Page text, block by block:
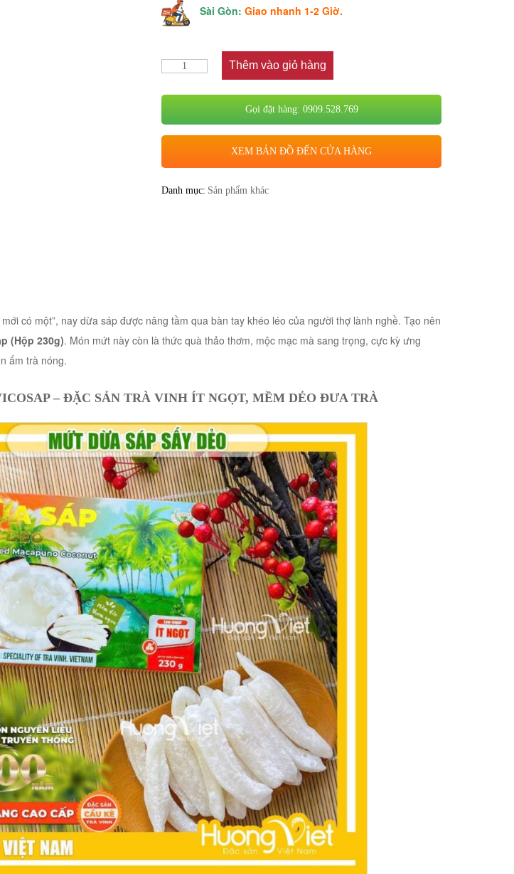
Sài Gòn: Giao nhanh 1-2 Giờ.
Thêm vào giỏ hàng
Gọi đặt hàng: 0909.528.769
XEM BẢN ĐỒ ĐẾN CỬA HÀNG
Danh mục: Sản phẩm khác
có một”, nay dừa sáp được nâng tầm qua bàn tay khéo léo của người thợ lành nghề. Tạo nên
(Hộp 230g). Món mứt này còn là thức quà thảo thơm, mộc mạc mà sang trọng, cực kỳ ưng
ấm trà nóng.
– ĐẶC SẢN TRÀ VINH ÍT NGỌT, MỀM DẺO ĐƯA TRÀ